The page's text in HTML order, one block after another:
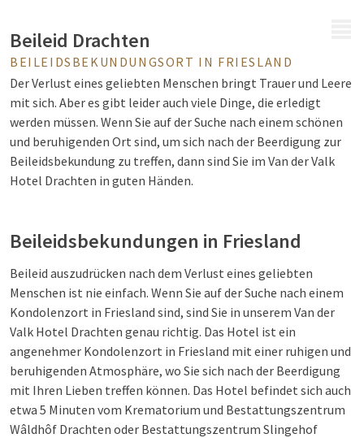
Beileid Drachten
BEILEIDSBEKUNDUNGSORT IN FRIESLAND
Der Verlust eines geliebten Menschen bringt Trauer und Leere
mit sich. Aber es gibt leider auch viele Dinge, die erledigt
werden müssen. Wenn Sie auf der Suche nach einem schönen
und beruhigenden Ort sind, um sich nach der Beerdigung zur
Beileidsbekundung zu treffen, dann sind Sie im Van der Valk
Hotel Drachten in guten Händen.
Beileidsbekundungen in Friesland
Beileid auszudrücken nach dem Verlust eines geliebten
Menschen ist nie einfach. Wenn Sie auf der Suche nach einem
Kondolenzort in Friesland sind, sind Sie in unserem Van der
Valk Hotel Drachten genau richtig. Das Hotel ist ein
angenehmer Kondolenzort in Friesland mit einer ruhigen und
beruhigenden Atmosphäre, wo Sie sich nach der Beerdigung
mit Ihren Lieben treffen können. Das Hotel befindet sich auch
etwa 5 Minuten vom Krematorium und Bestattungszentrum
Wâldhôf Drachten oder Bestattungszentrum Slingehof